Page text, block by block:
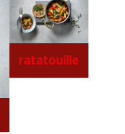
ratatouille